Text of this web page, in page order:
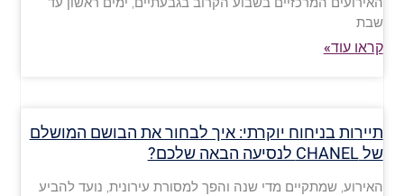
שבת
קראו עוד»
תיירות בניחוח יוקרתי: איך לבחור את הבושם המושלם
של CHANEL לנסיעה הבאה שלכם?
האירוע, שמתקיים מדי שנה והפך למסורת עירונית, נועד להביע